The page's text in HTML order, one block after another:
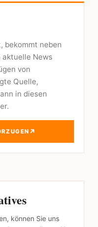
bekommt neben
aktuelle News
von
Quelle,
in diesen
↗
können Sie uns